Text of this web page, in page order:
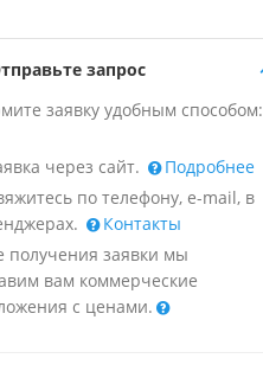
запрос
заявку удобным способом:
через сайт.
Подробнее
по телефону, e-mail, в
Контакты
получения заявки мы
вам коммерческие
с ценами.